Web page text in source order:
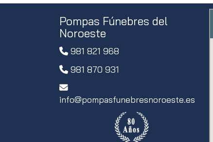
Pompas Fúnebres del
Noroeste
981 821 968
981 870 931
info pompasfunebresnoroeste.es